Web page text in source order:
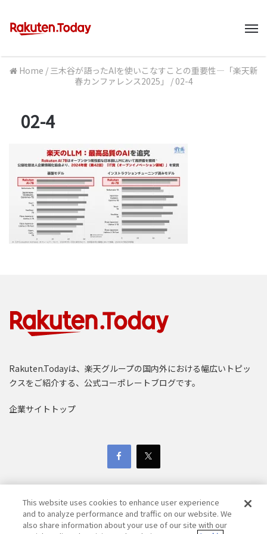
Home / 三木谷が語ったAIを使いこなすことの重要性―「楽天新
春カンファレンス2025」
/ 02-4
02-4
Rakuten.Todayは、楽天グループの国内外における幅広いトピッ
クスをご紹介する、公式コーポレートブログです。
企業サイトトップ
This website uses cookies to enhance user experience
and to analyze performance and traffic on our website. We
also share information about your use of our site with our